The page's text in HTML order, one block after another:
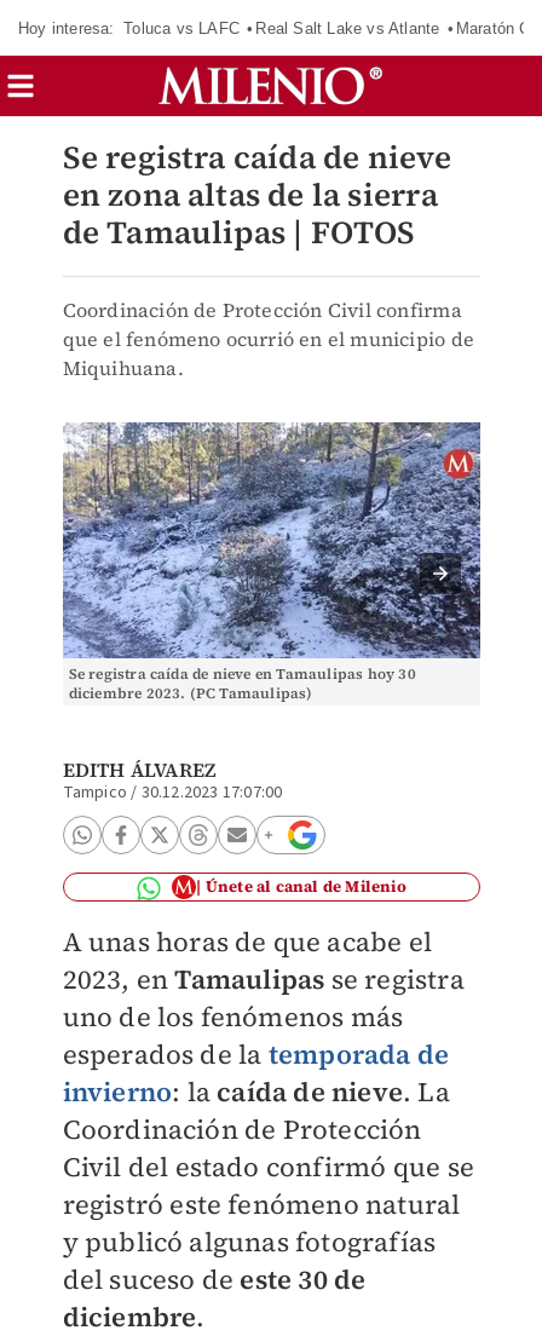
Hoy interesa: Toluca vs LAFC Real Salt Lake vs Atlante Maratón
Se registra caída de nieve
en zona altas de la sierra
de Tamaulipas | FOTOS
Coordinación de Protección Civil confirma
que el fenómeno ocurrió en el municipio de
Miquihuana.
Se registra caída de nieve en Tamaulipas hoy 30
diciembre 2023. (PC Tamaulipas)
EDITH ÁLVAREZ
Tampico / 30.12.2023 17:07:00
Únete al canal de Milenio
A unas horas de que acabe el
2023, enTamaulipas se registra
uno de los fenómenos más
esperados de la temporada de
invierno: la caída de nieve. La
Coordinación de Protección
Civil del estado confirmó que se
registró este fenómeno natural
y publicó algunas fotografías
del suceso de este 30 de
diciembre.